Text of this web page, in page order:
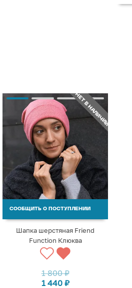
НЕТ В НАЛИЧИИ
СООБЩИТЬ О ПОСТУПЛЕНИИ
Шапка шерстяная Friend
Function Клюква
1 800₽
1 440 ₽